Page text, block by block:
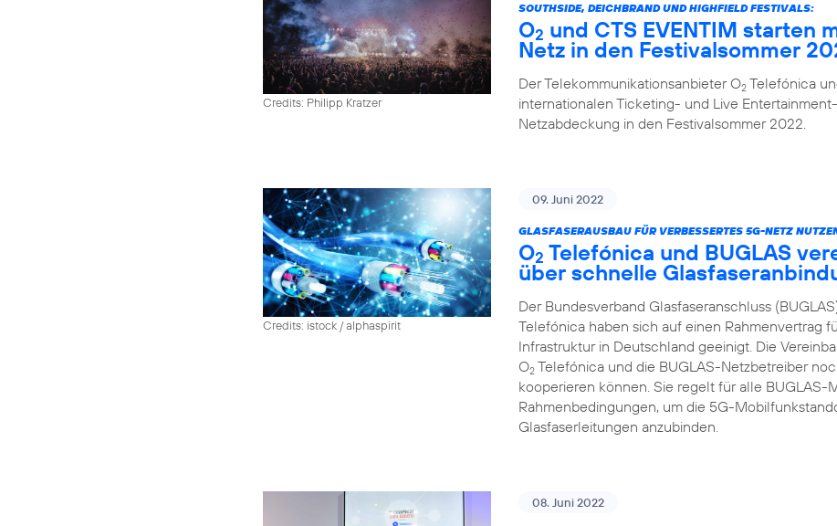
Credits: Philipp Kratzer
SOUTHSIDE, DEICHBRAND UND HIGHFIELD FESTIVALS:
O2 und CTS EVENTIM starten
Netz in den Festivalsommer
Der Telekommunikationsanbieter O2 Telefónica
internationalen Ticketing- und Live
Netzabdeckung in den Festivalsommer 2022.
Credits: istock / alphaspirit
09. Juni 2022
GLASFASERAUSBAU FÜR VERBESSERTES 5G-NETZ
O2 Telefónica und BUGLAS
über schnelle
Der Bundesverband Glasfaseranschluss
Telefónica haben sich auf einen Rahmenvertrag
Infrastruktur in Deutschland geeinigt. Die
O2 Telefónica und die BUGLAS-Netzbetreiber
kooperieren können. Sie regelt für alle BUGLAS-
Rahmenbedingungen, um die 5G-
Glasfaserleitungen anzubinden.
08. Juni 2022